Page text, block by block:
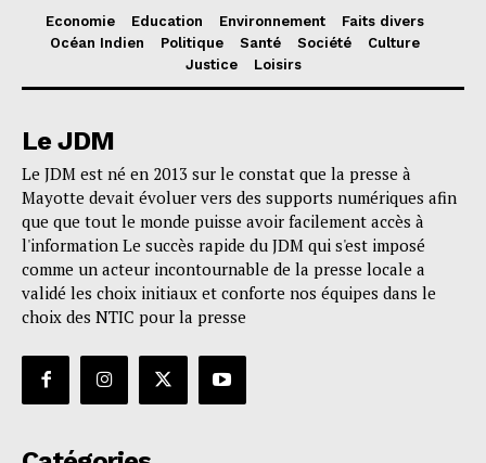
Economie Education Environnement
Faits divers
Océan Indien
Politique Santé Société
Culture
Justice
Loisirs
Le JDM
Le JDM est né en 2013 sur le constat que la presse à
Mayotte devait évoluer vers des supports numériques afin
que que tout le monde puisse avoir facilement accès à
l'information Le succès rapide du JDM qui s'est imposé
comme un acteur incontournable de la presse locale a
validé les choix initiaux et conforte nos équipes dans le
choix des NTIC pour la presse